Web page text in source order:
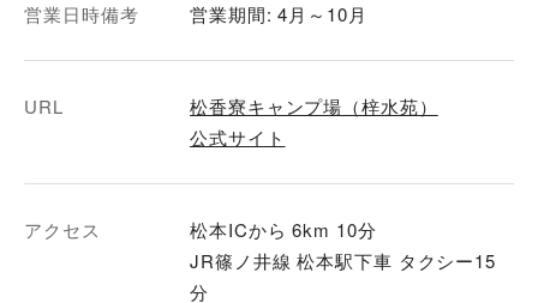
営業日時備考 営業期間: 4月～10月
URL
松香寮キャンプ場（梓水苑）
公式サイト
アクセス
松本ICから 6km 10分
JR篠ノ井線 松本駅下車 タクシー15
分